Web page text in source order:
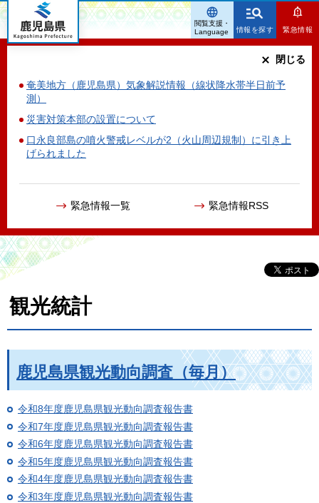
鹿児島県
情報を探す 緊急情報
奄美地方（鹿児島県）気象解説情報（線状降水帯半日前予
測）
災害対策本部の設置について
口永良部島の噴火警戒レベルが2（火山周辺規制）に引き上
げられました
緊急情報一覧 緊急情報RSS
閉じる
閲覧支援・
Language
観光統計
鹿児島県観光動向調査（毎月）
令和8年度鹿児島県観光動向調査報告書
令和7年度鹿児島県観光動向調査報告書
令和6年度鹿児島県観光動向調査報告書
令和5年度鹿児島県観光動向調査報告書
令和4年度鹿児島県観光動向調査報告書
令和3年度鹿児島県観光動向調査報告書